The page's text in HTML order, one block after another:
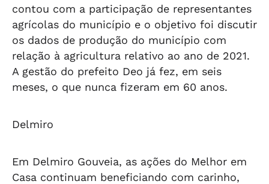
contou com a participação de representantes
agrícolas do município e o objetivo foi discutir
os dados de produção do município com
relação à agricultura relativo ao ano de 2021.
A gestão do prefeito Deo já fez, em seis
meses, o que nunca fizeram em 60 anos.
Delmiro
Em Delmiro Gouveia, as ações do Melhor em
Casa continuam beneficiando com carinho,